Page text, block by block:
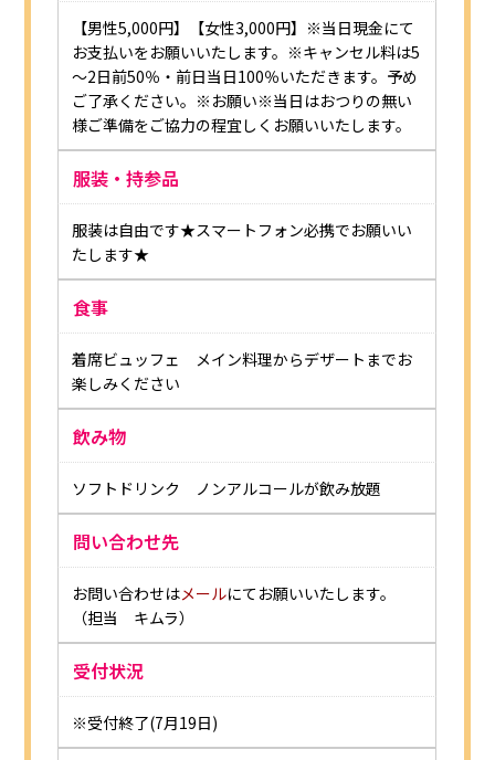
【男性5,000円】【女性3,000円】※当日現金にて
お支払いをお願いいたします。※キャンセル料は5
～2日前50％・前日当日100％いただきます。予め
ご了承ください。※お願い※当日はおつりの無い
様ご準備をご協力の程宜しくお願いいたします。
服装・持参品
服装は自由です★スマートフォン必携でお願いい
たします★
食事
着席ビュッフェ メイン料理からデザートまでお
楽しみください
飲み物
ソフトドリンク ノンアルコールが飲み放題
問い合わせ先
お問い合わせはメールにてお願いいたします。
（担当 キムラ）
受付状況
※受付終了(7月19日)